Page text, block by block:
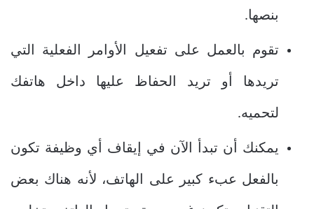
بنصها.
تقوم بالعمل على تفعيل الأوامر الفعلية التي
تريدها أو تريد الحفاظ عليها داخل هاتفك
لتحميه.
يمكنك أن تبدأ الآن في إيقاف أي وظيفة تكون
بالفعل عبء كبير على الهاتف، لأنه هناك بعض